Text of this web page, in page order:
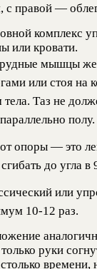
с правой —
комплекс
или кровати.
мышцы
или стоя на
Таз не
полу.
опоры — это
до угла в
или
10-12 раз.
руки
времени,